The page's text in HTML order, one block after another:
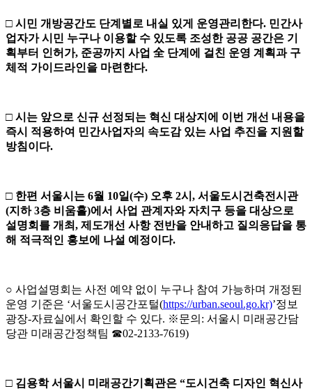
□ 시민 개방공간도 단계별로 내실 있게 운영관리한다. 민간사
업자가 시민 누구나 이용할 수 있도록 조성한 공공 공간은 기
획부터 인허가, 준공까지 사업 全 단계에 걸친 운영 계획과 구
체적 가이드라인을 마련한다.
□ 시는 앞으로 신규 선정되는 혁신 대상지에 이번 개선 내용을
즉시 적용하여 민간사업자의 속도감 있는 사업 추진을 지원할
방침이다.
□ 한편 서울시는 6월 10일(수) 오후 2시 , 서울도시건축전시관
(지하3층 비움홀)에서 사업 관계자와자치구 등을 대상으로
설명회를 개최, 제도개선 사항 전반을 안내하고 질의응답을 통
해 적극적인 홍보에 나설 예정이다.
○ 사업설명회는 사전 예약 없이 누구나 참여 가능하며 개정된
운영 기준은 ‘서울도시공간포털(https://urban.seoul.go.kr)’정보
광장-자료실에서 확인할 수 있다. ※문의: 서울시 미래공간담
당관 미래공간정책팀 ☎02-2133-7619)
□ 김용학 서울시 미래공간기획관은 “도시건축 디자인 혁신사